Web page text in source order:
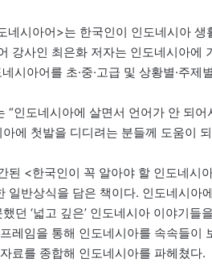
네시아어>는 한국인이 인도네시아
강사인 최은화 저자는 인도네시아에
시아어를 초·중·고급 및 상황별·주
“인도네시아에 살면서 언어가 안 되
아에 첫발을 디디려는 분들께 도움이
된 <한국인이 꼭 알아야 할 인도네시
일반상식을 담은 책이다. 인도네시아
던 ‘넓고 깊은’ 인도네시아 이야기들
레임을 통해 인도네시아를 속속들이
료를 종합해 인도네시아를 파헤쳤다.